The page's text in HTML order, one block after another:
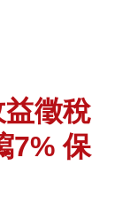
徵稅
7% 保